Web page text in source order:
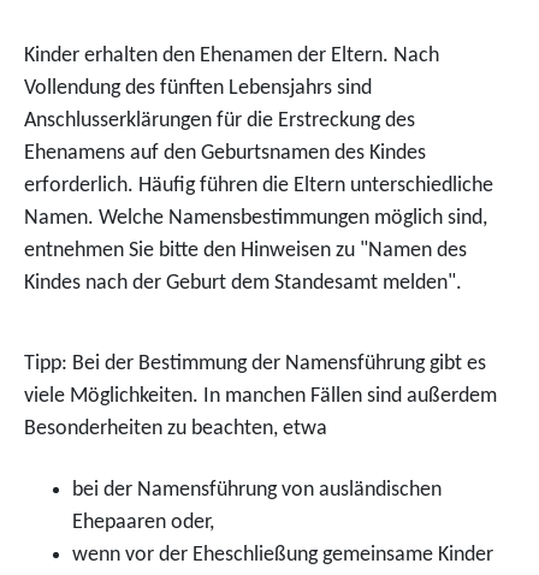
Kinder erhalten den Ehenamen der Eltern. Nach
Vollendung des fünften Lebensjahrs sind
Anschlusserklärungen für die Erstreckung des
Ehenamens auf den Geburtsnamen des Kindes
erforderlich. Häufig führen die Eltern unterschiedliche
Namen. Welche Namensbestimmungen möglich sind,
entnehmen Sie bitte den Hinweisen zu "Namen des
Kindes nach der Geburt dem Standesamt melden".
Tipp: Bei der Bestimmung der Namensführung gibt es
viele Möglichkeiten. In manchen Fällen sind außerdem
Besonderheiten zu beachten, etwa
bei der Namensführung von ausländischen
Ehepaaren oder,
wenn vor der Eheschließung gemeinsame Kinder